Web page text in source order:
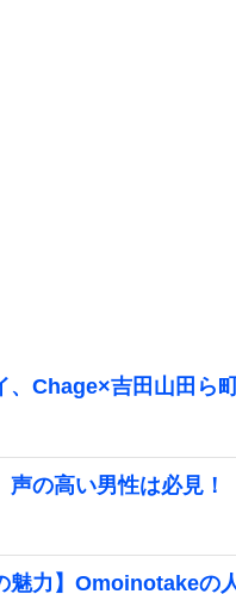
Chage×吉田山田ら
の高い男性は必見！
魅力】Omoinotakeの